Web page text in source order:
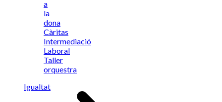
a
la
dona
Càritas
Intermediació
Laboral
Taller
orquestra
Igualtat